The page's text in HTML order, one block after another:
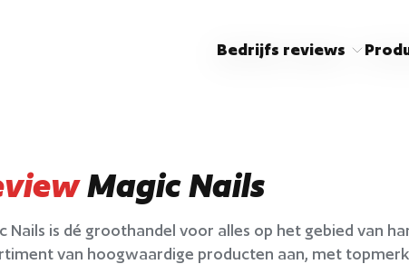
Bedrijfs reviews
Magic Nails
Nails is dé groothandel voor alles op het gebied van
van hoogwaardige producten aan, met